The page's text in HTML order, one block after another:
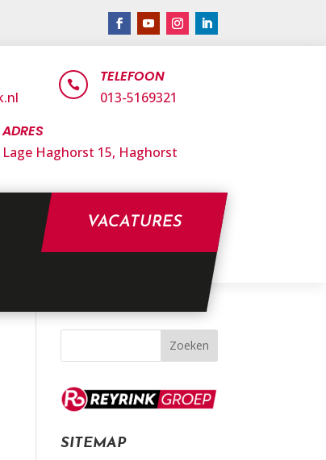
 TELEFOON
013-5169321
ADRES
Lage Haghorst 15, Haghorst
VACATURES
SITEMAP